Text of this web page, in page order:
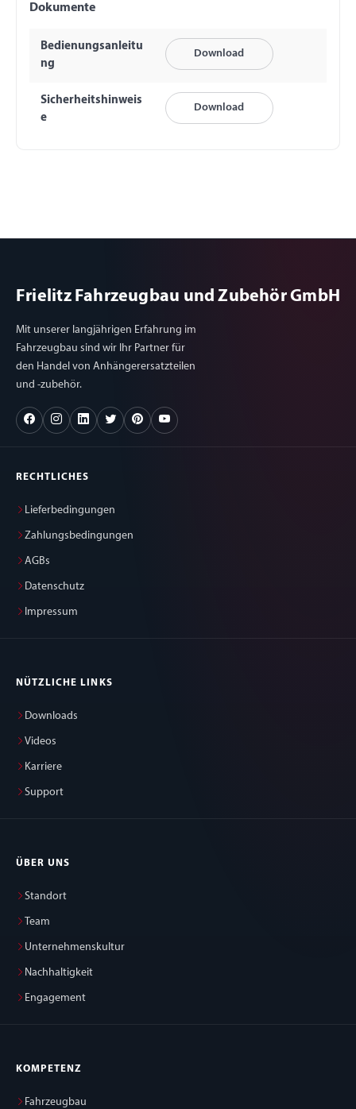
Dokumente
Bedienungsanleitu
ng
Download
Sicherheitshinweis
e
Download
Frielitz Fahrzeugbau und Zubehör GmbH
Mit unserer langjährigen Erfahrung im
Fahrzeugbau sind wir Ihr Partner für
den Handel von Anhängerersatzteilen
und -zubehör.
RECHTLICHES
Lieferbedingungen
Zahlungsbedingungen
AGBs
Datenschutz
Impressum
NÜTZLICHE LINKS
Downloads
Videos
Karriere
Support
ÜBER UNS
Standort
Team
Unternehmenskultur
Nachhaltigkeit
Engagement
KOMPETENZ
Fahrzeugbau